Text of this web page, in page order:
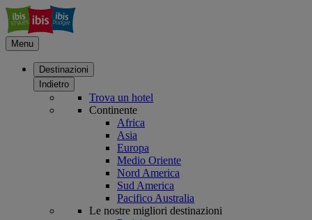
Menu
Destinazioni
Indietro
Trova un hotel
Continente
Africa
Asia
Europa
Medio Oriente
Nord America
Sud America
Pacifico Australia
Le nostre migliori destinazioni